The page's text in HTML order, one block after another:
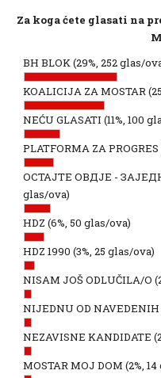
Za koga ćete glasati na
BH BLOK(29%, 252 glas/
KOALICIJA ZA MOSTAR
NEĆU GLASATI (11%, 100
PLATFORMA ZA PROGRES
ОСТАЈТЕ ОВДЈЕ -
glas/ova)
HDZ (6%, 50 glas/ova)
HDZ 1990 (3%, 25 glas/ova)
NISAM JOŠ ODLUČILA/O
NIJEDNU OD NAVEDENIH
NEZAVISNE KANDIDATE
MOSTAR MOJ DOM (2%,